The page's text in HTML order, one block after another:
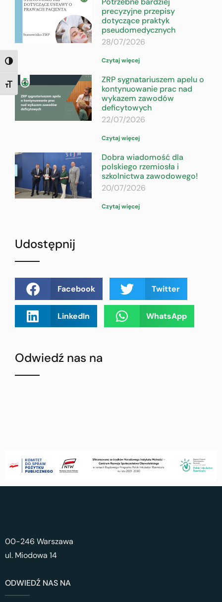
TOGGLE HIGH CONTRAST
TOGGLE FONT SIZE
precyzyjne przepisy
dotyczące praktyk
pseudomedycznych
28/07/2026
Czytaj więcej
ZRP sygnatariuszem apelu o
kontynuowanie prac nad
wykazem zawodów
deficytowych
22/07/2026
Czytaj więcej
Dobra wiadomość dla
polskiego rzemiosła i
szkolnictwa zawodowego!
20/07/2026
Czytaj więcej
Udostępnij
Facebook Twitter
LinkedIn WhatsApp
Odwiedź nas na
00-246 Warszawa
ul. Miodowa 14
ODWIEDŹ NAS NA